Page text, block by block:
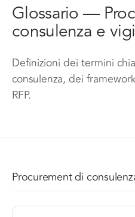
Glossario —
consulenza e
Definizioni dei termini
consulenza, dei
RFP.
Procurement di